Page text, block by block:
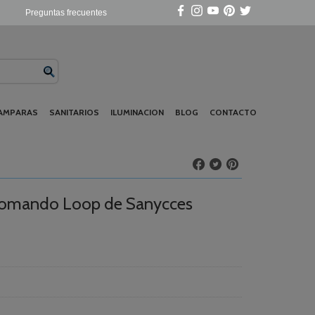
Preguntas frecuentes
SANITARIOS ILUMINACION BLOG CONTACTO
Loop de Sanycces